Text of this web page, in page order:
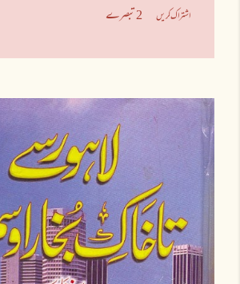
اشتراک کریں 2 تبصرے